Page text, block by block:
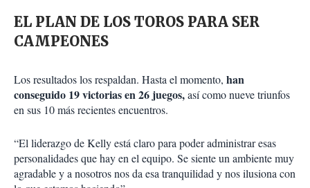
EL PLAN DE LOS TOROS PARA SER
CAMPEONES
Los resultados los respaldan. Hasta el momento, han
conseguido 19 victorias en 26 juegos,así como nueve triunfos
en sus 10 más recientes encuentros.
“El liderazgo de Kelly está claro para poder administrar esas
personalidades que hay en el equipo. Se siente un ambiente muy
agradable y a nosotros nos da esa tranquilidad y nos ilusiona con